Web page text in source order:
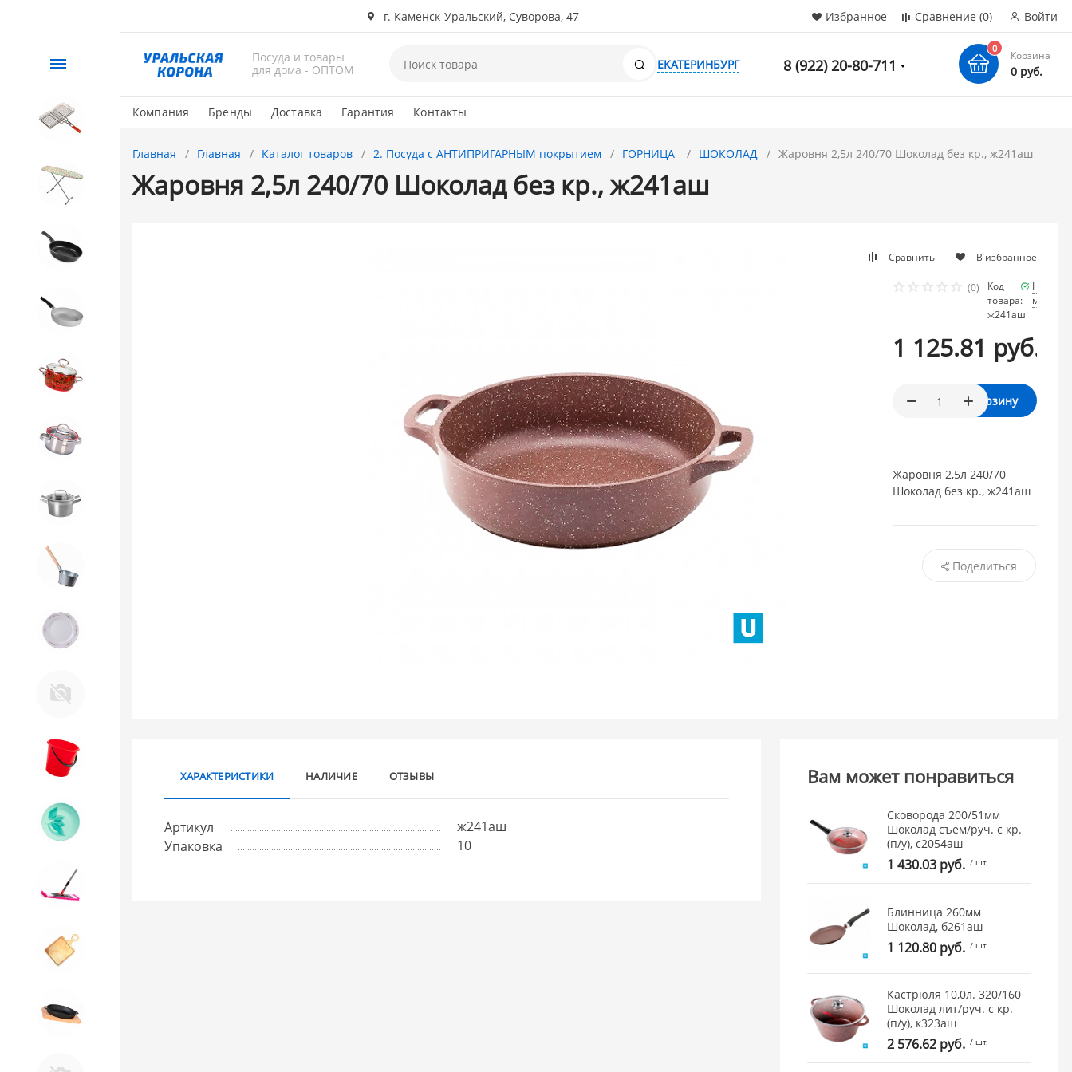
г. Каменск-Уральский, Суворова, 47 Избранное Сравнение (0) Войти
Посуда и товары
для дома - ОПТОМ
Поиск
ЕКАТЕРИНБУРГ 8 (922) 20-80-711
0
Корзина
0 руб.
Компания Бренды Доставка Гарантия Контакты
Каталог
СЕЗОННЫЙ товар
1. Завод Исток
9. Посуда из СТЕКЛА
Главная Главная Каталог товаров 2. Посуда с АНТИПРИГАРНЫМ покрытием ГОРНИЦА ШОКОЛАД Жаровня 2,5л 240/70 Шоколад без кр., ж241аш
Жаровня 2,5л 240/70 Шоколад без кр., ж241аш
Сравнить В избранное
(0)
Код
товара:
ж241аш
мало
1 125.81 руб.
В корзину
Жаровня 2,5л 240/70
Шоколад без кр., ж241аш
Поделиться
ХАРАКТЕРИСТИКИ НАЛИЧИЕ ОТЗЫВЫ
Артикул
ж241аш
Упаковка
10
Вам может понравиться
Сковорода 200/51мм
Шоколад съем/руч. с кр.
(п/у), с2054аш
1 430.03 руб. / шт.
Блинница 260мм
Шоколад, б261аш
1 120.80 руб. / шт.
Кастрюля 10,0л. 320/160
Шоколад лит/руч. с кр.
(п/у), к323аш
2 576.62 руб. / шт.